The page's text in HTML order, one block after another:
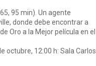
95 min). Un agente
donde debe encontrar a
Oro a la Mejor película en el
octubre, 12:00 h: Sala Carlos